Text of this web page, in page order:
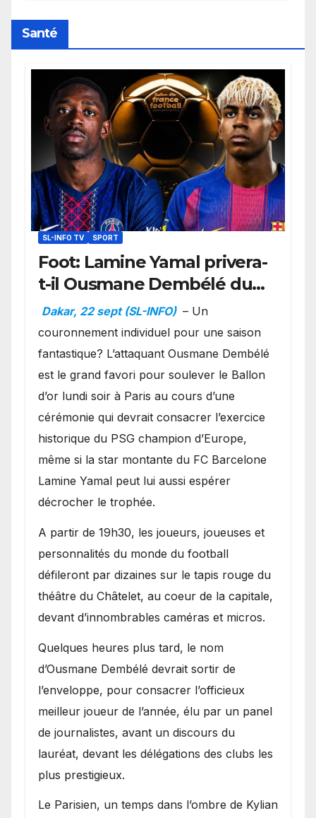
Santé
SL-INFO TV SPORT
Foot: Lamine Yamal privera-
t-il Ousmane Dembélé du
Ballon d’or ?
Dakar, 22 sept (SL-INFO) – Un
couronnement individuel pour une saison
fantastique? L’attaquant Ousmane Dembélé
est le grand favori pour soulever le Ballon
d’or lundi soir à Paris au cours d’une
cérémonie qui devrait consacrer l’exercice
historique du PSG champion d’Europe,
même si la star montante du FC Barcelone
Lamine Yamal peut lui aussi espérer
décrocher le trophée.
A partir de 19h30, les joueurs, joueuses et
personnalités du monde du football
défileront par dizaines sur le tapis rouge du
théâtre du Châtelet, au coeur de la capitale,
devant d’innombrables caméras et micros.
Quelques heures plus tard, le nom
d’Ousmane Dembélé devrait sortir de
l’enveloppe, pour consacrer l’officieux
meilleur joueur de l’année, élu par un panel
de journalistes, avant un discours du
lauréat, devant les délégations des clubs les
plus prestigieux.
Le Parisien, un temps dans l’ombre de Kylian